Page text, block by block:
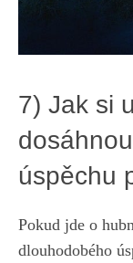
7) Jak ⁢si
úspěchu
Pokud jde o
dlouhodobého